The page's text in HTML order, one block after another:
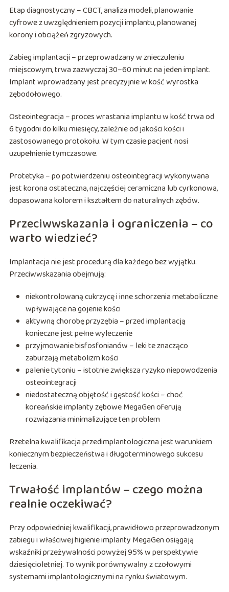
Etap diagnostyczny – CBCT, analiza modeli, planowanie
cyfrowe z uwzględnieniem pozycji implantu, planowanej
korony i obciążeń zgryzowych.
Zabieg implantacji – przeprowadzany w znieczuleniu
miejscowym, trwa zazwyczaj 30–60 minut na jeden implant.
Implant wprowadzany jest precyzyjnie w kość wyrostka
zębodołowego.
Osteointegracja – proces wrastania implantu w kość trwa od
6 tygodni do kilku miesięcy, zależnie od jakości kości i
zastosowanego protokołu. W tym czasie pacjent nosi
uzupełnienie tymczasowe.
Protetyka – po potwierdzeniu osteointegracji wykonywana
jest korona ostateczna, najczęściej ceramiczna lub cyrkonowa,
dopasowana kolorem i kształtem do naturalnych zębów.
Przeciwwskazania i ograniczenia – co
warto wiedzieć?
Implantacja nie jest procedurą dla każdego bez wyjątku.
Przeciwwskazania obejmują:
niekontrolowaną cukrzycę i inne schorzenia metaboliczne
wpływające na gojenie kości
aktywną chorobę przyzębia – przed implantacją
konieczne jest pełne wyleczenie
przyjmowanie bisfosfonianów – leki te znacząco
zaburzają metabolizm kości
palenie tytoniu – istotnie zwiększa ryzyko niepowodzenia
osteointegracji
niedostateczną objętość i gęstość kości – choć
koreańskie implanty zębowe MegaGen oferują
rozwiązania minimalizujące ten problem
Rzetelna kwalifikacja przedimplantologiczna jest warunkiem
koniecznym bezpieczeństwa i długoterminowego sukcesu
leczenia.
Trwałość implantów – czego można
realnie oczekiwać?
Przy odpowiedniej kwalifikacji, prawidłowo przeprowadzonym
zabiegu i właściwej higienie implanty MegaGen osiągają
wskaźniki przeżywalności powyżej 95% w perspektywie
dziesięcioletniej. To wynik porównywalny z czołowymi
systemami implantologicznymi na rynku światowym.